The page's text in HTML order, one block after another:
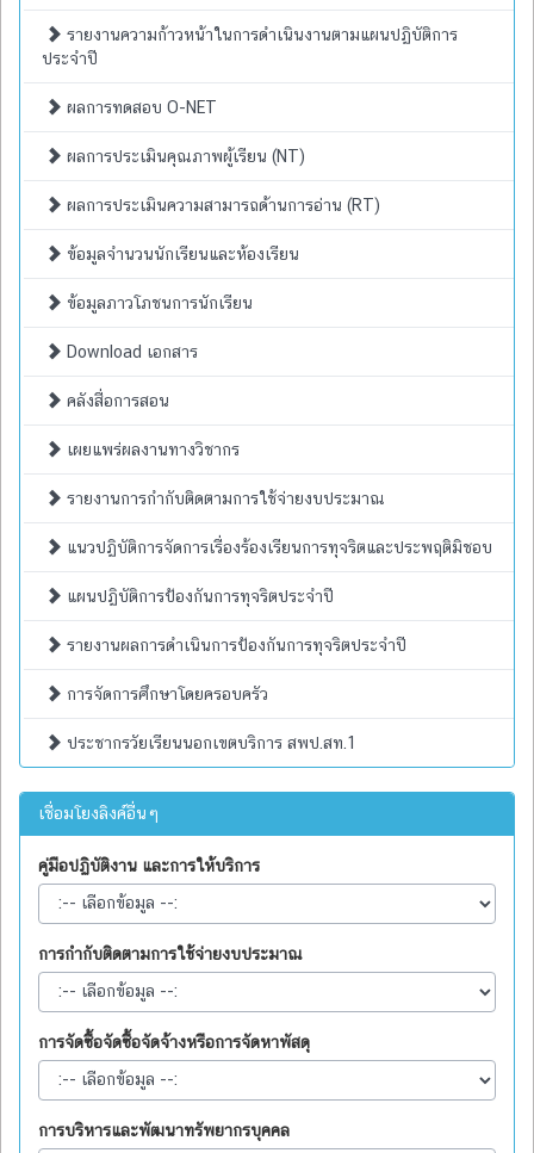
รายงานความก้าวหน้าในการดำเนินงานตามแผนปฏิบัติการ
ประจำปี
ผลการทดสอบ O-NET
ผลการประเมินคุณภาพผู้เรียน (NT)
ผลการประเมินความสามารถด้านการอ่าน (RT)
ข้อมูลจำนวนนักเรียนและห้องเรียน
ข้อมูลภาวโภชนการนักเรียน
Download เอกสาร
คลังสื่อการสอน
เผยแพร่ผลงานทางวิชากร
รายงานการกำกับติดตามการใช้จ่ายงบประมาณ
แนวปฏิบัติการจัดการเรื่องร้องเรียนการทุจริตและประพฤติมิชอบ
แผนปฏิบัติการป้องกันการทุจริตประจำปี
รายงานผลการดำเนินการป้องกันการทุจริตประจำปี
การจัดการศึกษาโดยครอบครัว
ประชากรวัยเรียนนอกเขตบริการ สพป.สท.1
เชื่อมโยงลิงค์อื่นๆ
คู่มือปฏิบัติงาน และการให้บริการ
การกำกับติดตามการใช้จ่ายงบประมาณ
การจัดซื้อจัดซื้อจัดจ้างหรือการจัดหาพัสดุ
การบริหารและพัฒนาทรัพยากรบุคคล